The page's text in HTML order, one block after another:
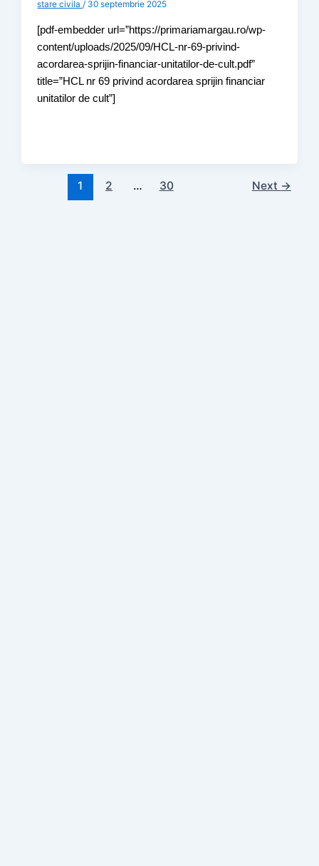
stare civila/ 30 septembrie 2025
[pdf-embedder url=”https://primariamargau.ro/wp-
content/uploads/2025/09/HCL-nr-69-privind-
acordarea-sprijin-financiar-unitatilor-de-cult.pdf”
title=”HCL nr 69 privind acordarea sprijin financiar
unitatilor de cult”]
1 2 … 30 Next →